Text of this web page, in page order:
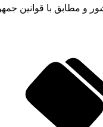
و مطابق با قوانین